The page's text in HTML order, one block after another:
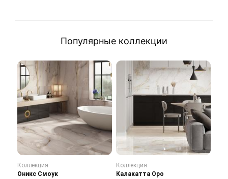
Популярные коллекции
Коллекция
Оникс Смоук
Коллекция
Калакатта Оро